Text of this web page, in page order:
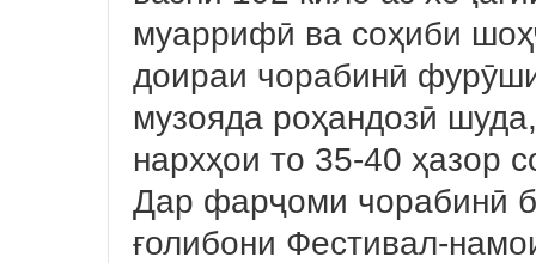
муаррифӣ ва соҳиби
доираи чорабинӣ
музояда роҳандозӣ
нархҳои то 35-40 ҳазор
Дар фарҷоми чорабинӣ
ғолибони Фестивал-